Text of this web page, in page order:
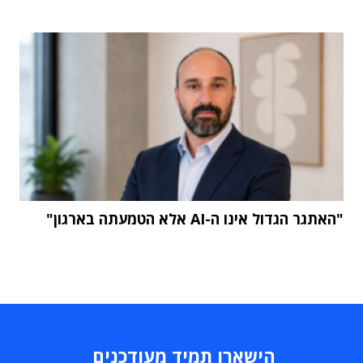
"האתגר הגדול אינו ה-AI אלא הטמעתה בארגון"
הישארו תמיד מעודכנים